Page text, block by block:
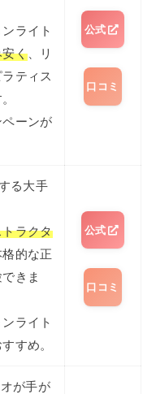
ライト
安く、リ
ティス
ーンが
公式
口コミ
る大手
ラクタ
的な正
きま
ライト
すめ。
公式
口コミ
が手が